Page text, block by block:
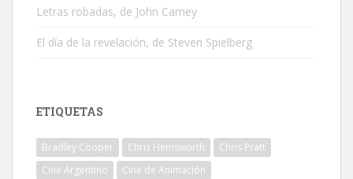
Letras robadas, de John Carney
El día de la revelación, de Steven Spielberg
ETIQUETAS
Bradley Cooper Chris Hemsworth
Chris Pratt
Cine Argentino
Cine de Animación